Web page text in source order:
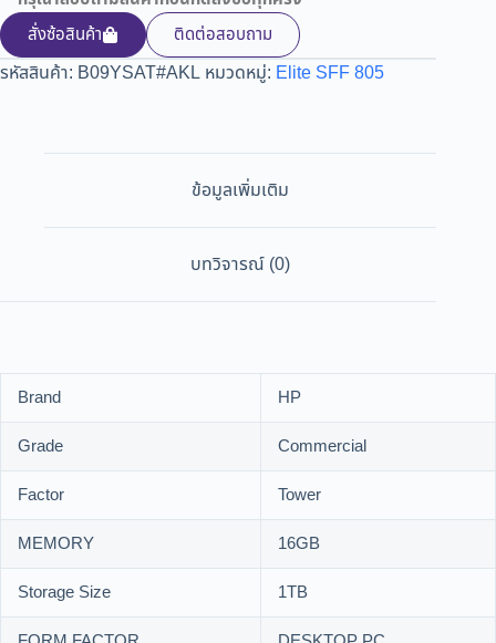
สั่งซ้อสินค้า
ติดต่อสอบถาม
รหัสสินค้า: B09YSAT#AKL หมวดหมู่: Elite SFF 805
ข้อมูลเพิ่มเติม
บทวิจารณ์ (0)
Brand
HP
Grade
Commercial
Factor
Tower
MEMORY
16GB
Storage Size
1TB